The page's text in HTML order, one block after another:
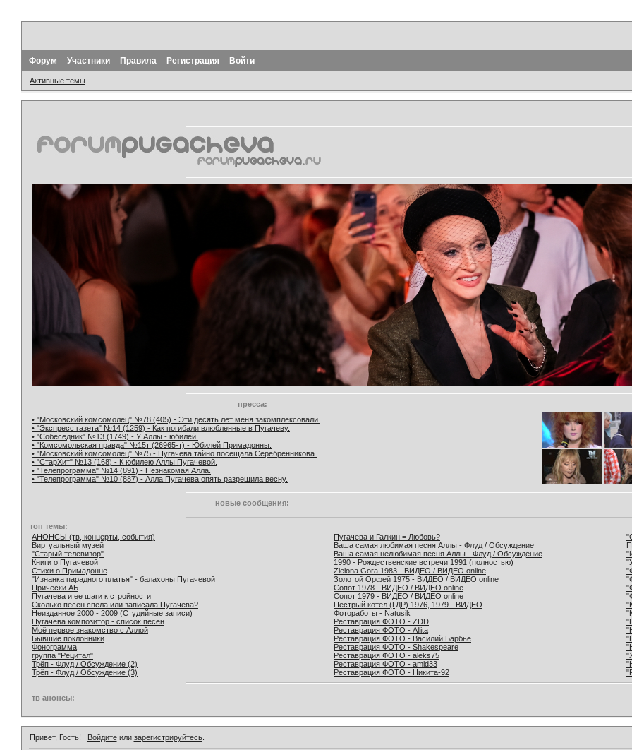
Форум Участники Правила Регистрация Войти
Активные темы
пресса:
• "Московский комсомолец" №78 (405) - Эти десять лет меня закомплексовали.
• "Экспресс газета" №14 (1259) - Как погибали влюбленные в Пугачеву.
• "Собеседник" №13 (1749) - У Аллы - юбилей.
• "Комсомольская правда" №15т (26965-т) - Юбилей Примадонны.
• "Московский комсомолец" №75 - Пугачева тайно посещала Серебренникова.
• "СтарХит" №13 (168) - К юбилею Аллы Пугачевой.
• "Телепрограмма" №14 (891) - Незнакомая Алла.
• "Телепрограмма" №10 (887) - Алла Пугачева опять разрешила весну.
новые сообщения:
топ темы:
АНОНСЫ (тв, концерты, события)
Виртуальный музей
"Старый телевизор"
Книги о Пугачевой
Стихи о Примадонне
"Изнанка парадного платья" - балахоны Пугачевой
Причёски АБ
Пугачева и ее шаги к стройности
Сколько песен спела или записала Пугачева?
Неизданное 2000 - 2009 (Студийные записи)
Пугачева композитор - список песен
Моё первое знакомство с Аллой
Бывшие поклонники
Фонограмма
группа "Рецитал"
Трёп - Флуд / Обсуждение (2)
Трёп - Флуд / Обсуждение (3)
Пугачева и Галкин = Любовь?
Ваша самая любимая песня Аллы - Флуд / Обсуждение
Ваша самая нелюбимая песня Аллы - Флуд / Обсуждение
1990 - Рождественские встречи 1991 (полностью)
Zielona Gora 1983 - ВИДЕО / ВИДЕО online
Золотой Орфей 1975 - ВИДЕО / ВИДЕО online
Сопот 1978 - ВИДЕО / ВИДЕО online
Сопот 1979 - ВИДЕО / ВИДЕО online
Пестрый котел (ГДР) 1976, 1979 - ВИДЕО
Фотоработы - Natusik
Реставрация ФОТО - ZDD
Реставрация ФОТО - Allita
Реставрация ФОТО - Василий Барбье
Реставрация ФОТО - Shakespeare
Реставрация ФОТО - aleks75
Реставрация ФОТО - amid33
Реставрация ФОТО - Никита-92
тв анонсы:
Привет, Гость! Войдитеили зарегистрируйтесь.